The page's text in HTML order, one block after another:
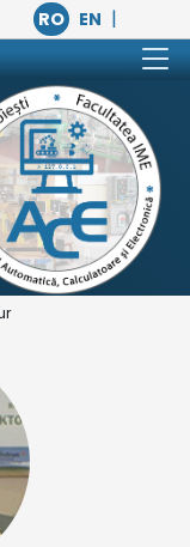
RO EN |